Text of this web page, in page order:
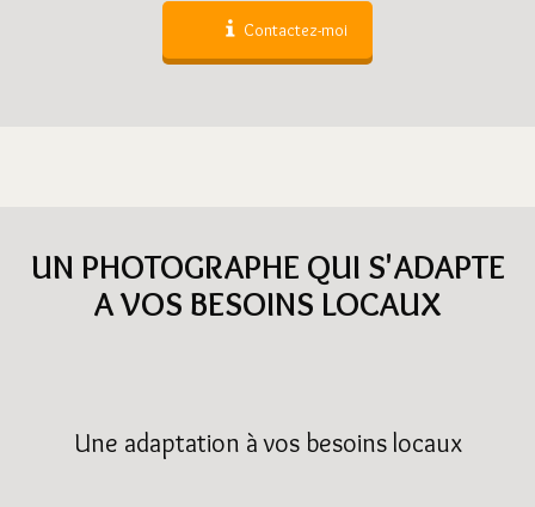
Contactez-moi
UN PHOTOGRAPHE QUI S'ADAPTE
A VOS BESOINS LOCAUX
Une adaptation à vos besoins locaux